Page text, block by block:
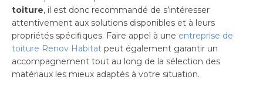
toiture, il est donc recommandé de s’intéresser
attentivement aux solutions disponibles et à leurs
propriétés spécifiques. Faire appel à une entreprise de
toiture Renov Habitat peut également garantir un
accompagnement tout au long de la sélection des
matériaux les mieux adaptés à votre situation.